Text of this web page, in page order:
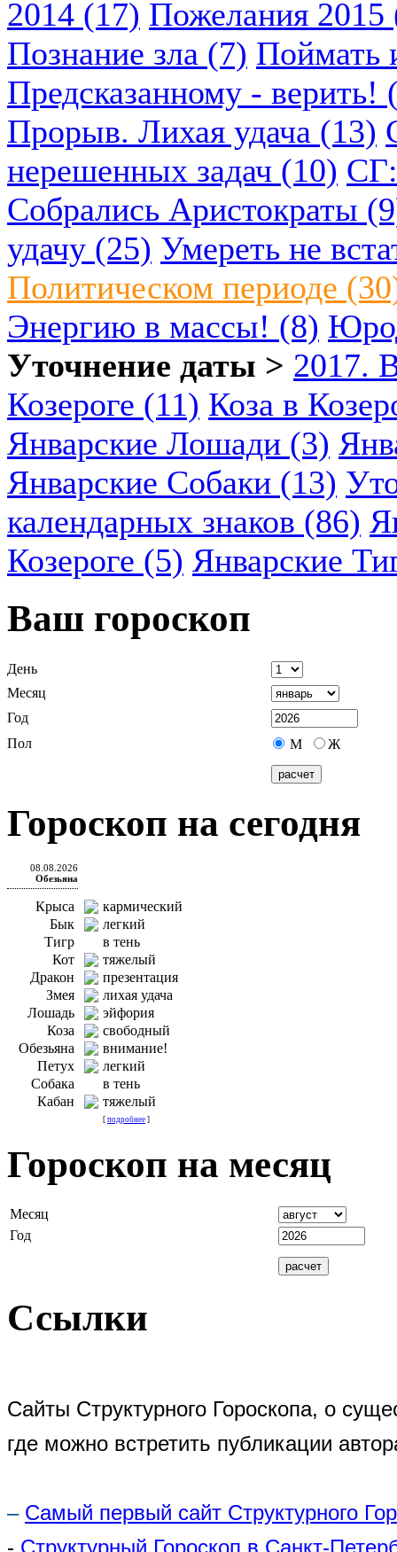
2014 (17) Пожелания 2015
Познание зла (7) Поймать
Предсказанному - верить!
Прорыв. Лихая удача (13)
нерешенных задач (10)
Собрались Аристократы
удачу (25) Умереть не
Политическом периоде
Энергию в массы! (8)
Уточнение даты > 2017.
Козероге (11) Коза в
Январские Лошади (3)
Январские Собаки (13)
календарных знаков (86)
Козероге (5) Январские
Ваш гороскоп
День
Месяц
Год
Пол
М Ж
Гороскоп на сегодня
08.08.2026
Обезьяна
Крыса
кармический
Бык
легкий
Тигр
в тень
Кот
тяжелый
Дракон
презентация
Змея
лихая удача
Лошадь
эйфория
Коза
свободный
Обезьяна
внимание!
Петух
легкий
Собака
в тень
Кабан
тяжелый
[ подробнее ]
Гороскоп на месяц
Месяц
Год
Ссылки
Сайты Структурного Гороскопа, о
где можно встретить публикации
– Самый первый сайт Структурного
- Структурный Гороскоп в Санкт-